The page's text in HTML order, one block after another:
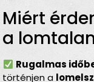
Miért
a
Rugalmas
történjen a